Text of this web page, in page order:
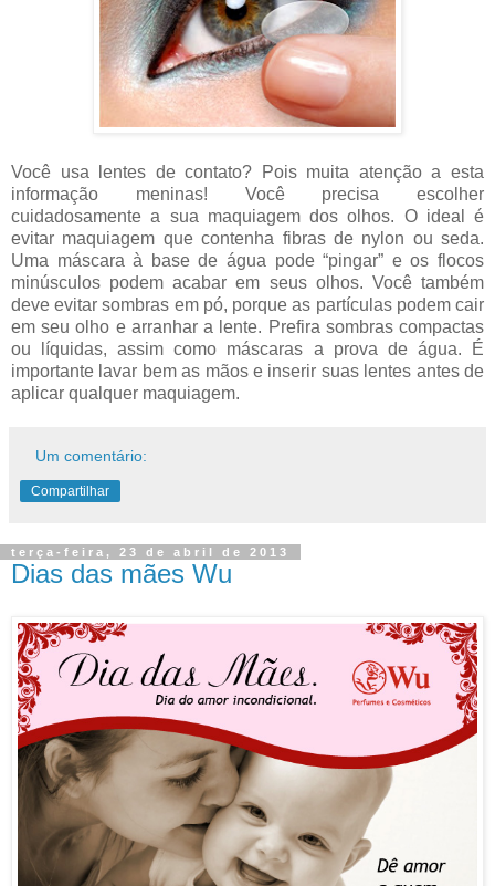
Você usa lentes de contato? Pois muita atenção a esta
informação meninas! Você precisa escolher
cuidadosamente a sua maquiagem dos olhos. O ideal é
evitar maquiagem que contenha fibras de nylon ou seda.
Uma máscara à base de água pode “pingar” e os flocos
minúsculos podem acabar em seus olhos. Você também
deve evitar sombras em pó, porque as partículas podem cair
em seu olho e arranhar a lente. Prefira sombras compactas
ou líquidas, assim como máscaras a prova de água. É
importante lavar bem as mãos e inserir suas lentes antes de
aplicar qualquer maquiagem.
Um comentário:
Compartilhar
terça-feira, 23 de abril de 2013
Dias das mães Wu